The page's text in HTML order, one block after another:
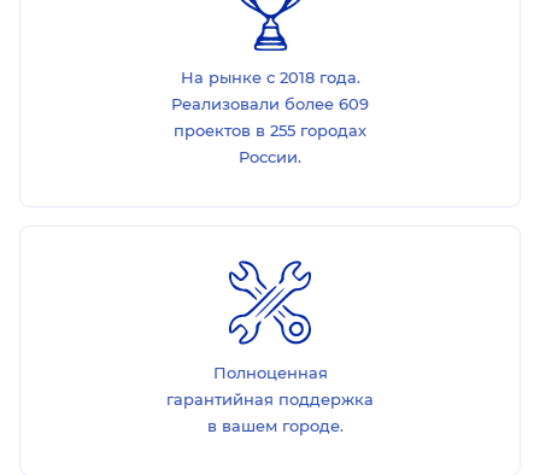
На рынке с 2018 года.
Реализовали более 609
проектов в 255 городах
России.
Полноценная
гарантийная поддержка
в вашем городе.